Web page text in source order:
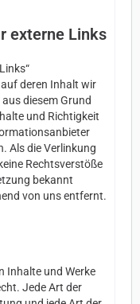
externe Links
deren Inhalt wir
diesem Grund
und Richtigkeit
Als die Verlinkung
Rechtsverstöße
bekannt
von uns entfernt.
Inhalte und Werke
Jede Art der